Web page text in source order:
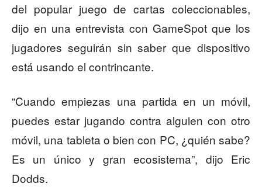
del popular juego de cartas coleccionables,
dijo en una entrevista con GameSpot que los
jugadores seguirán sin saber que dispositivo
está usando el contrincante.
“Cuando empiezas una partida en un móvil,
puedes estar jugando contra alguien con otro
móvil, una tableta o bien con PC, ¿quién sabe?
Es un único y gran ecosistema”, dijo Eric
Dodds.